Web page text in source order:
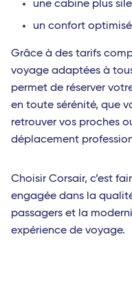
une cabine plus
un confort
Grâce à des tarifs
voyage adaptées à
permet de réserver
en toute sérénité, que
retrouver vos proches
déplacement
Choisir Corsair, c’est
engagée dans la
passagers et la
expérience de voyage.